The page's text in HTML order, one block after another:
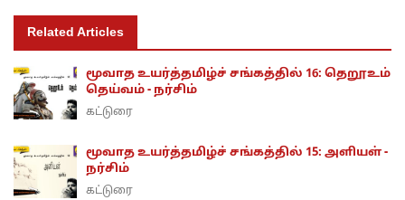
Related Articles
மூவாத உயர்த்தமிழ்ச் சங்கத்தில் 16: தெறூஉம்
தெய்வம் - நர்சிம்
கட்டுரை
மூவாத உயர்த்தமிழ்ச் சங்கத்தில் 15: அளியள் -
நர்சிம்
கட்டுரை